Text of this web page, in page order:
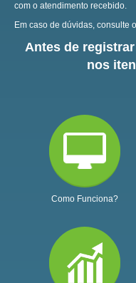
com o atendimento recebido.
Em caso de dúvidas, consulte
Antes de
nos
Como Funciona?